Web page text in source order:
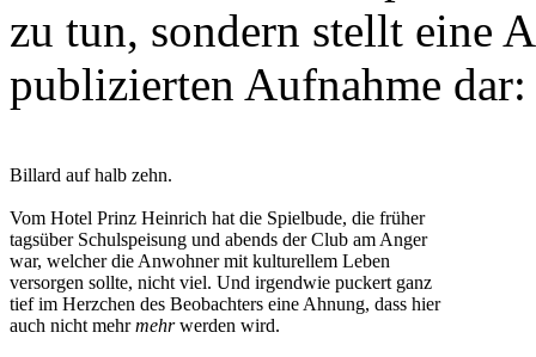
zu tun, sondern stellt eine
publizierten Aufnahme dar:
Billard auf halb zehn.
Vom Hotel Prinz Heinrich hat die Spielbude, die früher
tagsüber Schulspeisung und abends der Club am Anger
war, welcher die Anwohner mit kulturellem Leben
versorgen sollte, nicht viel. Und irgendwie puckert ganz
tief im Herzchen des Beobachters eine Ahnung, dass hier
auch nicht mehrmehrwerden wird.